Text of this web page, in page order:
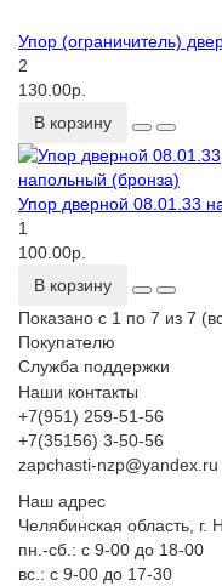
Упор (ограничитель)
2
130.00р.
В корзину
Упор дверной 08.01.33
1
100.00р.
В корзину
Показано с 1 по 7 из 7
Покупателю
Служба поддержки
Наши контакты
+7(951) 259-51-56
+7(35156) 3-50-56
zapchasti-nzp@yandex.ru
Наш адрес
Челябинская область, г.
пн.-сб.: с 9-00 до 18-00
вс.: с 9-00 до 17-30